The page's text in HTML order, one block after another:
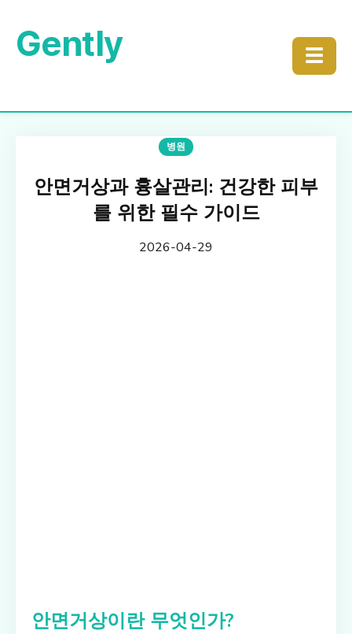
Gently ☰
병원
안면거상과 흉살관리: 건강한 피부
를 위한 필수 가이드
2026-04-29
안면거상이란 무엇인가?